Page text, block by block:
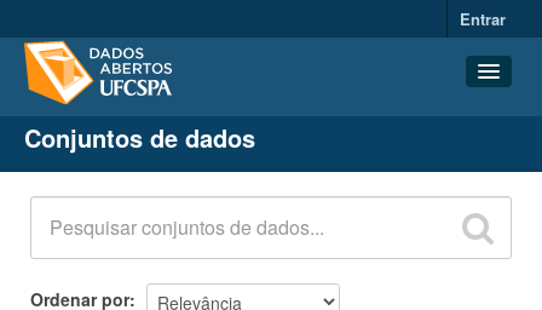
Entrar
Conjuntos de dados
Organizações
Grupos
Sobre
Conjuntos de dados
Ordenar por